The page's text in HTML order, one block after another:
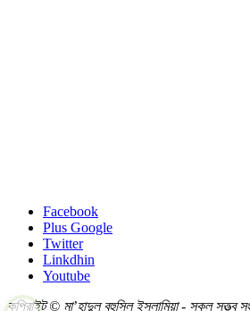
Facebook
Plus Google
Twitter
Linkdhin
Youtube
কপিরাইট © মা’হাদুল বুহুসিল ইসলামিয়া - সকল সত্ত্ব